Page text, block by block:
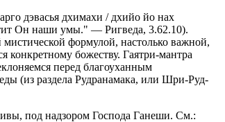
дэвасья дхимахи / дхийо йо нах
Он наши умы." — Ригведа, 3.62.10).
формулой, настолько важной,
божеству. Гаятри-мантра
перед благоуханным
(из раздела Рудранамака, или Шри-Руд-
под надзором Господа Ганеши. См.: